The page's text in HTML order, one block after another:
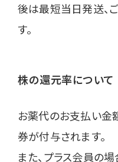
後は最短当日発送、
す。
株の還元率について
お薬代のお支払い金
券が付与されます。
また、プラス会員の